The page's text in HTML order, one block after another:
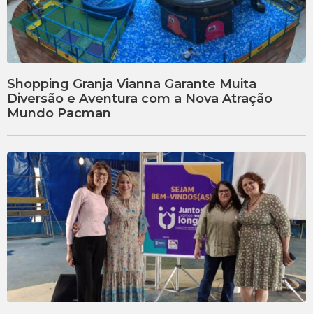
Shopping Granja Vianna Garante Muita
Diversão e Aventura com a Nova Atração
Mundo Pacman